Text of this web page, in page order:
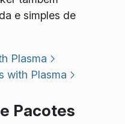
e simples de
Plasma
with Plasma
Pacotes